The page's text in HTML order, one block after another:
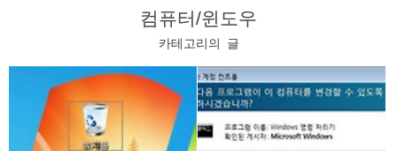
컴퓨터/윈도우
카테고리의 글